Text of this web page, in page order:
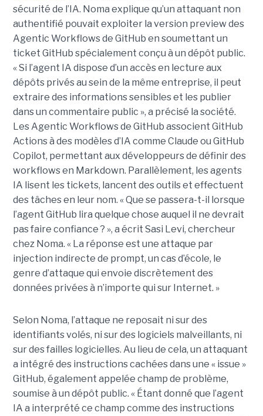
sécurité de l’IA. Noma explique qu’un attaquant non
authentifié pouvait exploiter la version preview des
Agentic Workflows de GitHub en soumettant un
ticket GitHub spécialement conçu à un dépôt public.
« Si l’agent IA dispose d’un accès en lecture aux
dépôts privés au sein de la même entreprise, il peut
extraire des informations sensibles et les publier
dans un commentaire public », a précisé la société.
Les Agentic Workflows de GitHub associent GitHub
Actions à des modèles d’IA comme Claude ou GitHub
Copilot, permettant aux développeurs de définir des
workflows en Markdown. Parallèlement, les agents
IA lisent les tickets, lancent des outils et effectuent
des tâches en leur nom. « Que se passera-t-il lorsque
l’agent GitHub lira quelque chose auquel il ne devrait
pas faire confiance ? », a écrit Sasi Levi, chercheur
chez Noma. « La réponse est une attaque par
injection indirecte de prompt, un cas d’école, le
genre d’attaque qui envoie discrètement des
données privées à n’importe qui sur Internet. »
Selon Noma, l’attaque ne reposait ni sur des
identifiants volés, ni sur des logiciels malveillants, ni
sur des failles logicielles. Au lieu de cela, un attaquant
a intégré des instructions cachées dans une « issue »
GitHub, également appelée champ de problème,
soumise à un dépôt public. « Étant donné que l’agent
IA a interprété ce champ comme des instructions